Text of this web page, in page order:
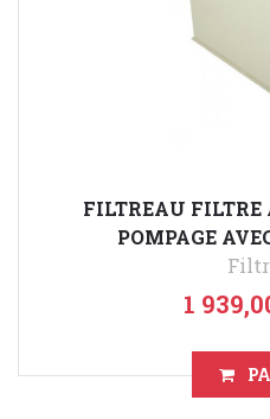
FILTREAU
POMPAGE
1